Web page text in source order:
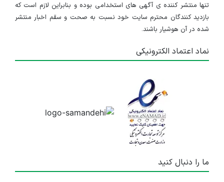
تنها منتشر کننده ی آگهی های استخدامی بوده و بنابراین لازم است که
بازدید کنندگان محترم سایت خود نسبت به صحت و سقم اخبار منتشر
شده در آن هوشیار باشند.
نماد اعتماد الکترونیکی
ما را دنبال کنید